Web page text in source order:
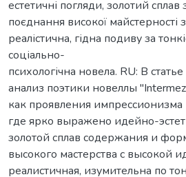
естетичні погляди, золотий сплав
поєднання високої майстерності
реалістична, гідна подиву за
соціально-
психологічна новела. RU: В
анализ поэтики новеллы
как проявления импрессионизма
где ярко выражено идейно-
золотой сплав содержания и
высокого мастерства с высокой
реалистичная, изумительна по